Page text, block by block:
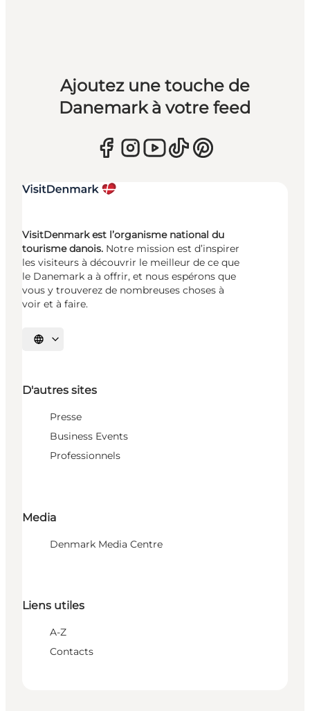
Ajoutez une touche de
Danemark à votre feed
VisitDenmark est l’organisme national du
tourisme danois. Notre mission est d’inspirer
les visiteurs à découvrir le meilleur de ce que
le Danemark a à offrir, et nous espérons que
vous y trouverez de nombreuses choses à
voir et à faire.
Choisissez la langue
D'autres sites
Presse
Business Events
Professionnels
Media
Denmark Media Centre
Liens utiles
A-Z
Contacts